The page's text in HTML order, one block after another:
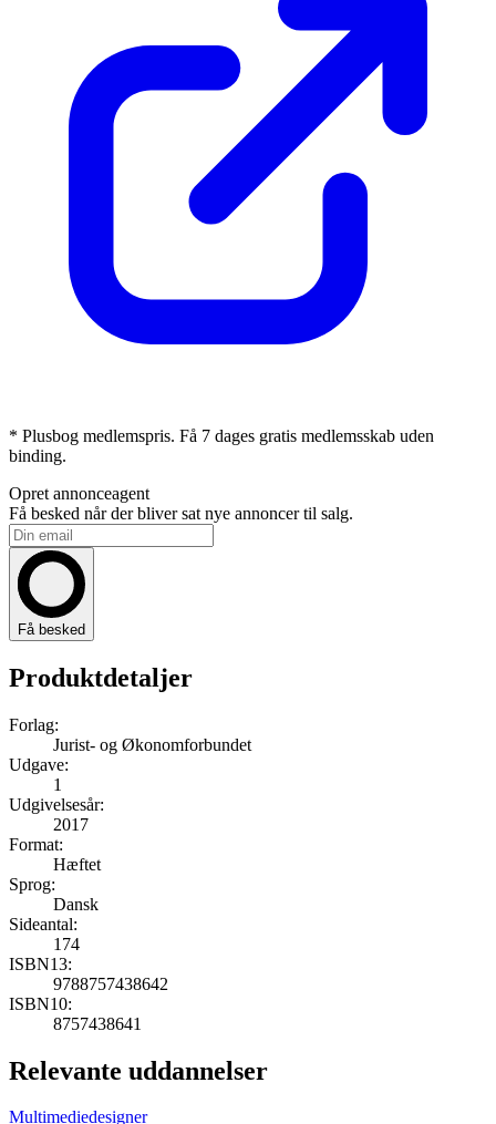
* Plusbog medlemspris. Få 7 dages gratis medlemsskab uden
binding.
Opret annonceagent
Få besked når der bliver sat nye annoncer til salg.
Få besked
Produktdetaljer
Forlag:
Jurist- og Økonomforbundet
Udgave:
1
Udgivelsesår:
2017
Format:
Hæftet
Sprog:
Dansk
Sideantal:
174
ISBN13:
9788757438642
ISBN10:
8757438641
Relevante uddannelser
Multimediedesigner